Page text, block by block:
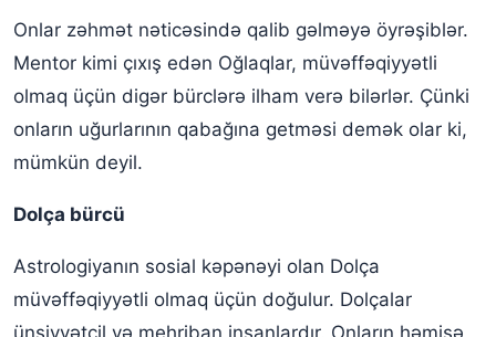
Onlar zəhmət nəticəsində qalib gəlməyə öyrəşiblər.
Mentor kimi çıxış edən Oğlaqlar, müvəffəqiyyətli
olmaq üçün digər bürclərə ilham verə bilərlər. Çünki
onların uğurlarının qabağına getməsi demək olar ki,
mümkün deyil.
Dolça bürcü
Astrologiyanın sosial kəpənəyi olan Dolça
müvəffəqiyyətli olmaq üçün doğulur. Dolçalar